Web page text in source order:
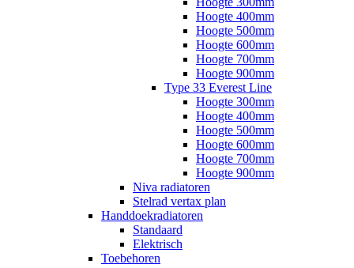
Hoogte 400mm
Hoogte 500mm
Hoogte 600mm
Hoogte 700mm
Hoogte 900mm
Type 33 Everest Line
Hoogte 300mm
Hoogte 400mm
Hoogte 500mm
Hoogte 600mm
Hoogte 700mm
Hoogte 900mm
Niva radiatoren
Stelrad vertax plan
Handdoekradiatoren
Standaard
Elektrisch
Toebehoren